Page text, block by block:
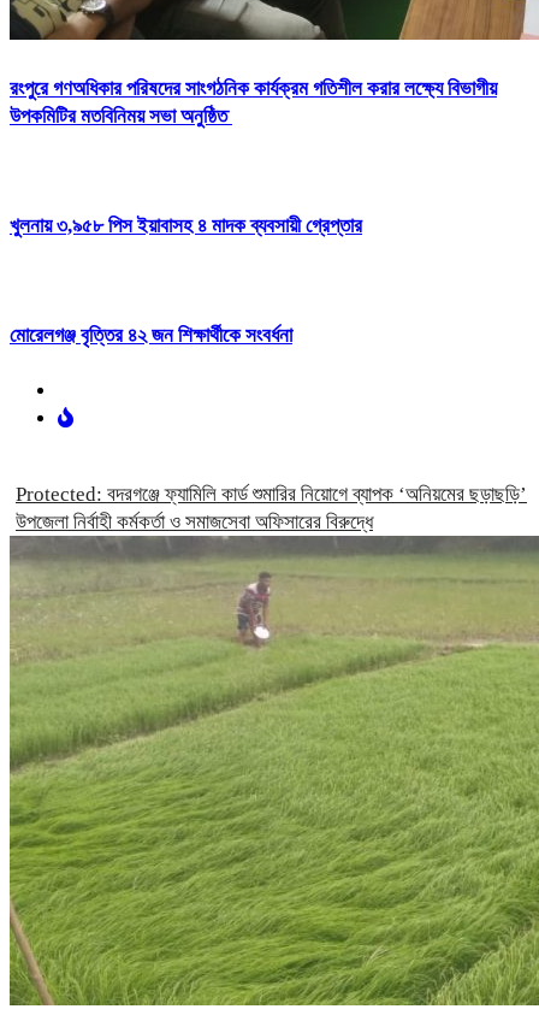
রংপুরে গণঅধিকার পরিষদের সাংগঠনিক কার্যক্রম গতিশীল করার লক্ষ্যে বিভাগীয়
উপকমিটির মতবিনিময় সভা অনুষ্ঠিত
খুলনায় ৩,৯৫৮ পিস ইয়াবাসহ ৪ মাদক ব্যবসায়ী গ্রেপ্তার
মোরেলগঞ্জ বৃত্তির ৪২ জন শিক্ষার্থীকে সংবর্ধনা
Protected: ‎বদরগঞ্জে ফ্যামিলি কার্ড শুমারির নিয়োগে ব্যাপক ‘অনিয়মের ছড়াছড়ি’
উপজেলা নির্বাহী কর্মকর্তা ও সমাজসেবা অফিসারের বিরুদ্ধে